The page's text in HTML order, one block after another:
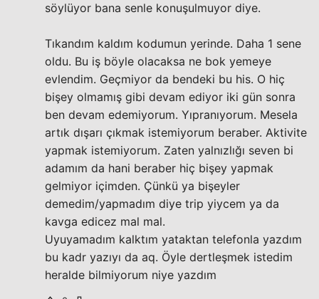
söylüyor bana senle konuşulmuyor diye.
Tıkandım kaldım kodumun yerinde. Daha 1 sene
oldu. Bu iş böyle olacaksa ne bok yemeye
evlendim. Geçmiyor da bendeki bu his. O hiç
bişey olmamış gibi devam ediyor iki gün sonra
ben devam edemiyorum. Yıpranıyorum. Mesela
artık dışarı çıkmak istemiyorum beraber. Aktivite
yapmak istemiyorum. Zaten yalnızlığı seven bi
adamım da hani beraber hiç bişey yapmak
gelmiyor içimden. Çünkü ya bişeyler
demedim/yapmadım diye trip yiycem ya da
kavga edicez mal mal.
Uyuyamadım kalktım yataktan telefonla yazdım
bu kadr yazıyı da aq. Öyle dertleşmek istedim
heralde bilmiyorum niye yazdım